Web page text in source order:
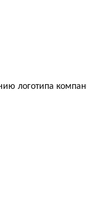
логотипа